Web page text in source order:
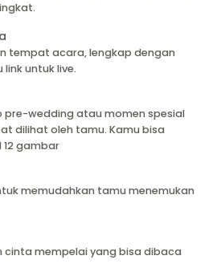
tempat acara, lengkap dengan
untuk live.
wedding atau momen spesial
dilihat oleh tamu. Kamu bisa
gambar
memudahkan tamu menemukan
cinta mempelai yang bisa dibaca